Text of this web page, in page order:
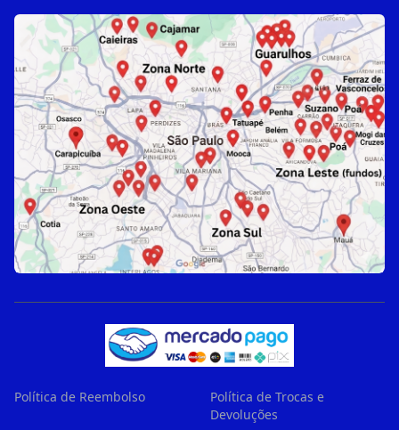
Política de Reembolso
Política de Trocas e
Devoluções